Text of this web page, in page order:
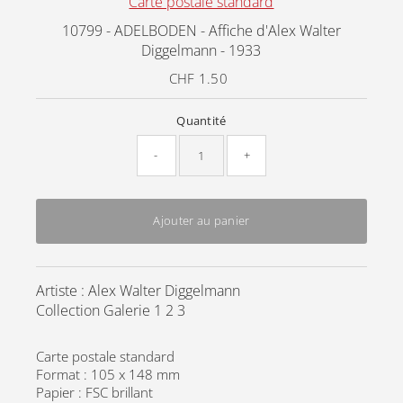
10799 - ADELBODEN - Affiche d'Alex Walter
Diggelmann - 1933
Prix
ordinaire
CHF 1.50
Quantité
- +
Ajouter au panier
Artiste : Alex Walter Diggelmann
Collection Galerie 1 2 3
Carte postale standard
Format : 105 x 148 mm
Papier : FSC brillant